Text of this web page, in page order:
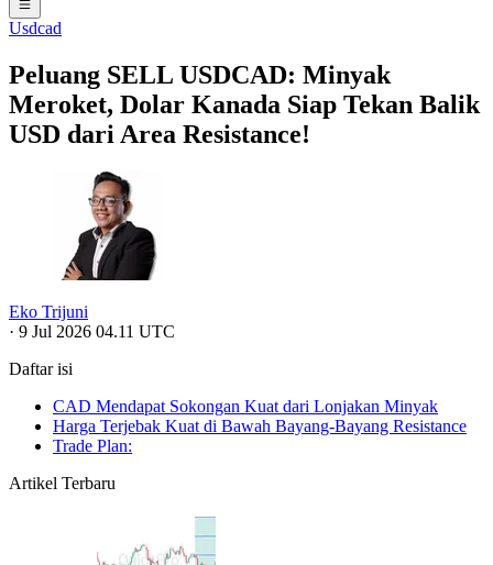
Usdcad
Peluang SELL USDCAD: Minyak
Meroket, Dolar Kanada Siap Tekan Balik
USD dari Area Resistance!
Eko Trijuni
· 9 Jul 2026 04.11 UTC
Daftar isi
CAD Mendapat Sokongan Kuat dari Lonjakan Minyak
Harga Terjebak Kuat di Bawah Bayang-Bayang Resistance
Trade Plan:
Artikel Terbaru